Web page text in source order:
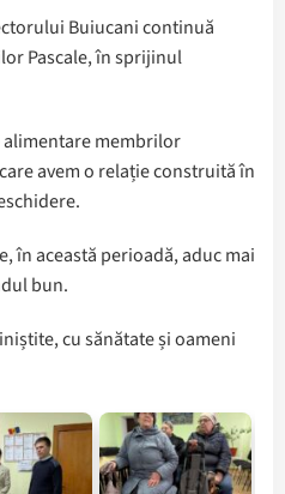
Buiucani continuă
Pascale, în sprijinul
alimentare membrilor
avem o relație construită în
în această perioadă, aduc mai
bun.
cu sănătate și oameni